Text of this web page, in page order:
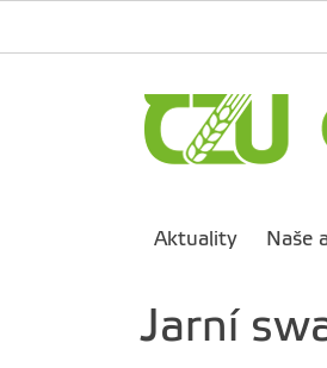
Aktuality Naše
Jarní